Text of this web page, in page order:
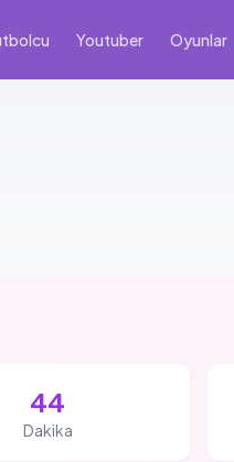
Youtuber Oyunlar
44
Dakika